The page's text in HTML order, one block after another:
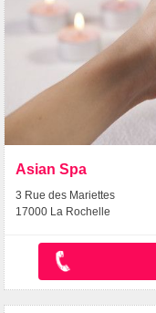
Asian Spa
3 Rue des Mariettes
17000 La Rochelle